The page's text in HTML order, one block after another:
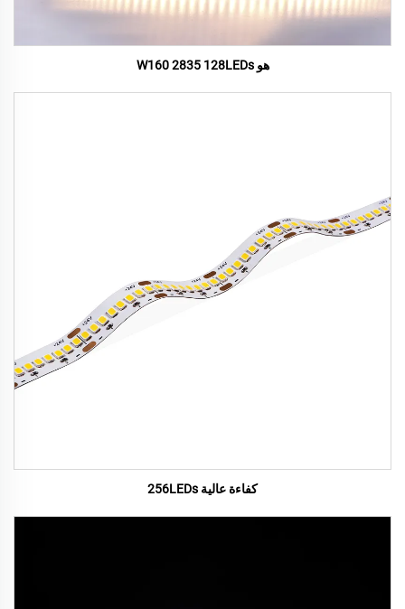
هو W160 2835 128LEDs
كفاءة عالية 256LEDs